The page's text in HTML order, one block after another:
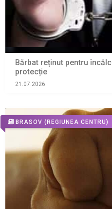
Bărbat reținut pentru
protecție
21.07.2026
BRASOV (REGIUNEA CENTRU)